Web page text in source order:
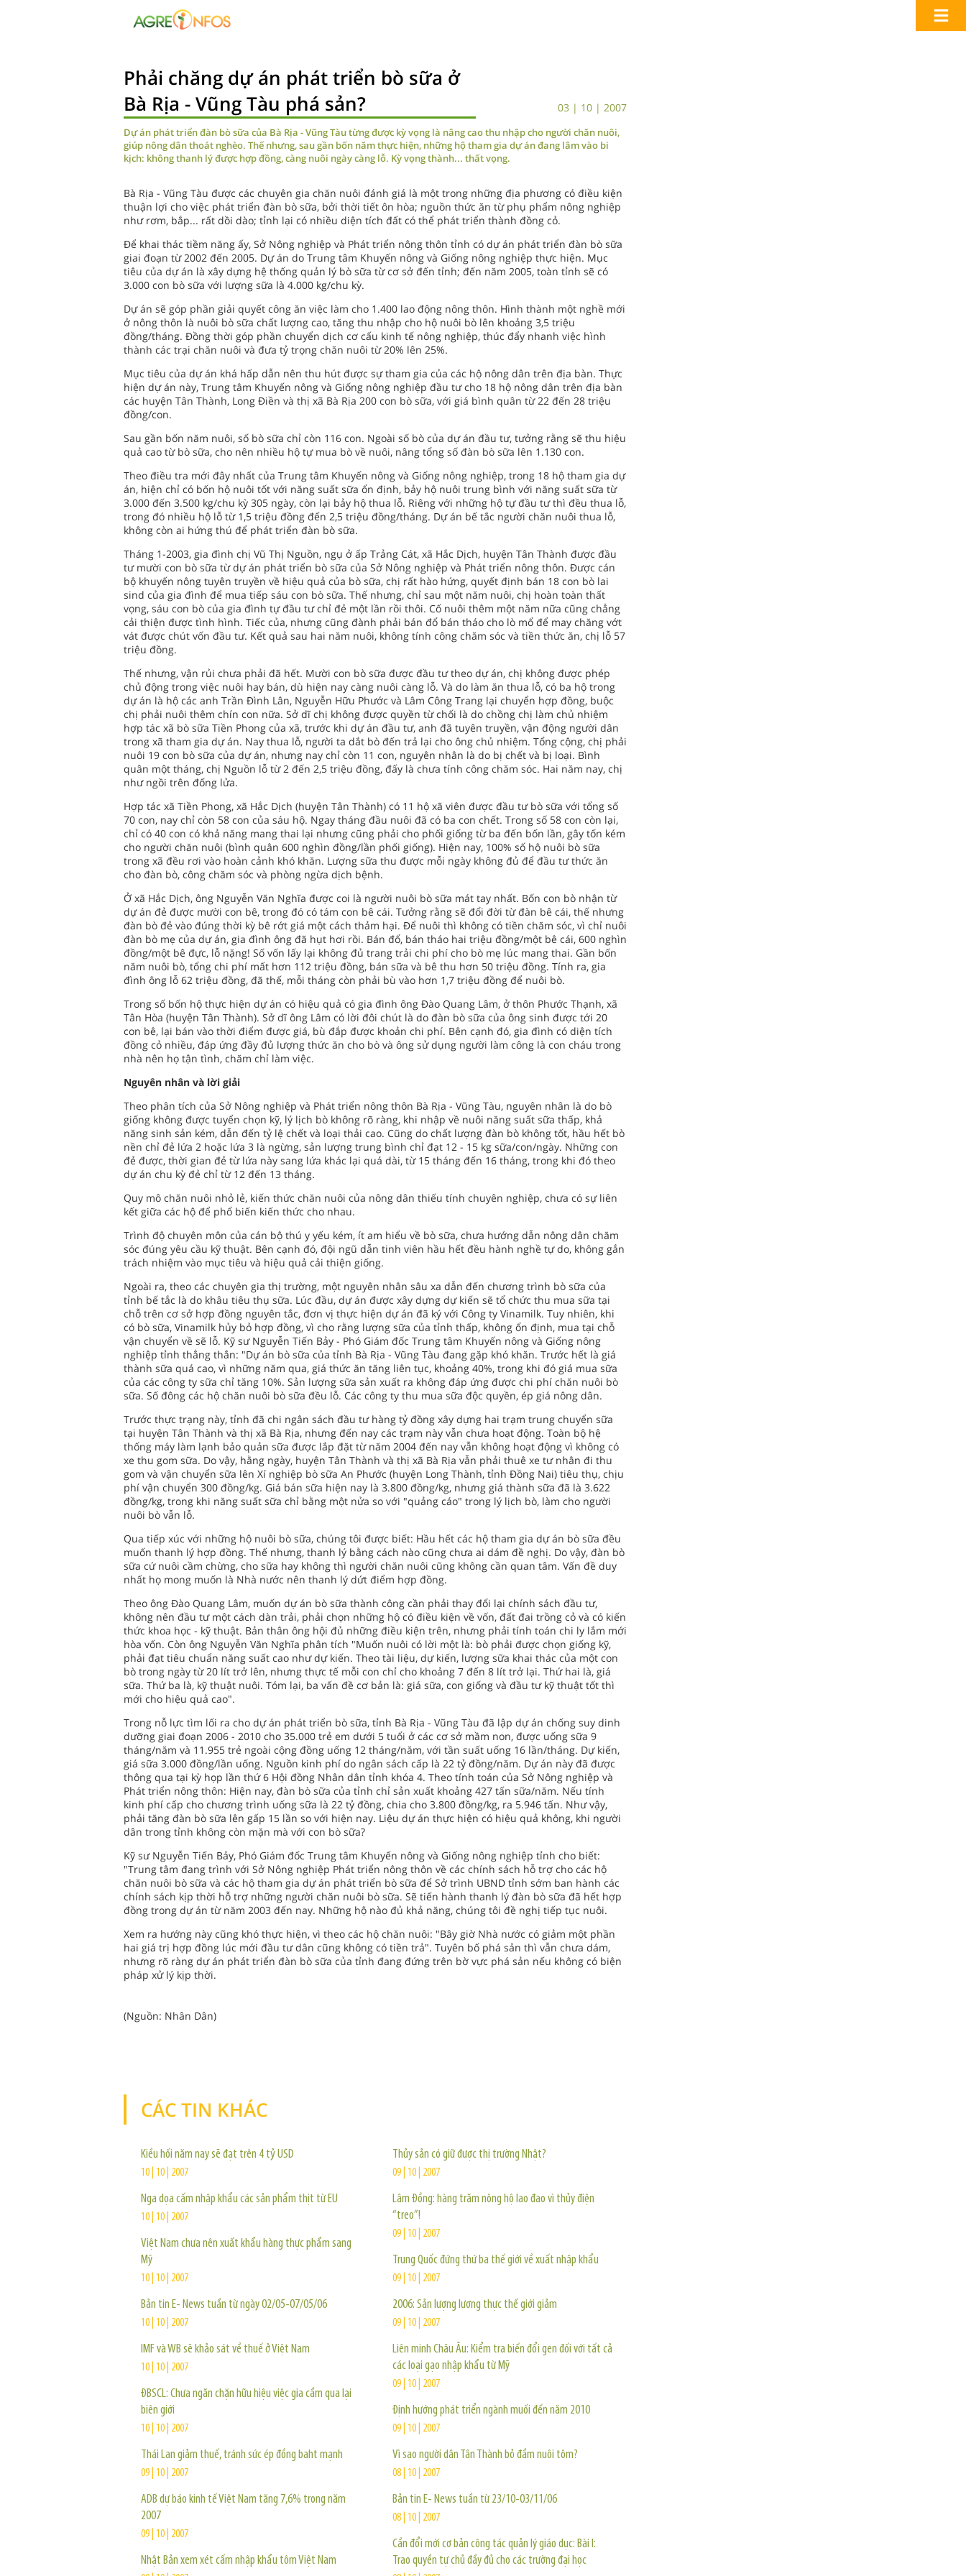
Phải chăng dự án phát triển bò sữa ở
Bà Rịa - Vũng Tàu phá sản?
03 | 10 | 2007
Dự án phát triển đàn bò sữa của Bà Rịa - Vũng Tàu từng được kỳ vọng là nâng cao thu nhập cho người chăn nuôi,
giúp nông dân thoát nghèo. Thế nhưng, sau gần bốn năm thực hiện, những hộ tham gia dự án đang lâm vào bi
kịch: không thanh lý được hợp đồng, càng nuôi ngày càng lỗ. Kỳ vọng thành... thất vọng.
Bà Rịa - Vũng Tàu được các chuyên gia chăn nuôi đánh giá là một trong những địa phương có điều kiện
thuận lợi cho việc phát triển đàn bò sữa, bởi thời tiết ôn hòa; nguồn thức ăn từ phụ phẩm nông nghiệp
như rơm, bắp... rất dồi dào; tỉnh lại có nhiều diện tích đất có thể phát triển thành đồng cỏ.
Ðể khai thác tiềm năng ấy, Sở Nông nghiệp và Phát triển nông thôn tỉnh có dự án phát triển đàn bò sữa
giai đoạn từ 2002 đến 2005. Dự án do Trung tâm Khuyến nông và Giống nông nghiệp thực hiện. Mục
tiêu của dự án là xây dựng hệ thống quản lý bò sữa từ cơ sở đến tỉnh; đến năm 2005, toàn tỉnh sẽ có
3.000 con bò sữa với lượng sữa là 4.000 kg/chu kỳ.
Dự án sẽ góp phần giải quyết công ăn việc làm cho 1.400 lao động nông thôn. Hình thành một nghề mới
ở nông thôn là nuôi bò sữa chất lượng cao, tăng thu nhập cho hộ nuôi bò lên khoảng 3,5 triệu
đồng/tháng. Ðồng thời góp phần chuyển dịch cơ cấu kinh tế nông nghiệp, thúc đẩy nhanh việc hình
thành các trại chăn nuôi và đưa tỷ trọng chăn nuôi từ 20% lên 25%.
Mục tiêu của dự án khá hấp dẫn nên thu hút được sự tham gia của các hộ nông dân trên địa bàn. Thực
hiện dự án này, Trung tâm Khuyến nông và Giống nông nghiệp đầu tư cho 18 hộ nông dân trên địa bàn
các huyện Tân Thành, Long Ðiền và thị xã Bà Rịa 200 con bò sữa, với giá bình quân từ 22 đến 28 triệu
đồng/con.
Sau gần bốn năm nuôi, số bò sữa chỉ còn 116 con. Ngoài số bò của dự án đầu tư, tưởng rằng sẽ thu hiệu
quả cao từ bò sữa, cho nên nhiều hộ tự mua bò về nuôi, nâng tổng số đàn bò sữa lên 1.130 con.
Theo điều tra mới đây nhất của Trung tâm Khuyến nông và Giống nông nghiệp, trong 18 hộ tham gia dự
án, hiện chỉ có bốn hộ nuôi tốt với năng suất sữa ổn định, bảy hộ nuôi trung bình với năng suất sữa từ
3.000 đến 3.500 kg/chu kỳ 305 ngày, còn lại bảy hộ thua lỗ. Riêng với những hộ tự đầu tư thì đều thua lỗ,
trong đó nhiều hộ lỗ từ 1,5 triệu đồng đến 2,5 triệu đồng/tháng. Dự án bế tắc người chăn nuôi thua lỗ,
không còn ai hứng thú để phát triển đàn bò sữa.
Tháng 1-2003, gia đình chị Vũ Thị Nguồn, ngụ ở ấp Trảng Cát, xã Hắc Dịch, huyện Tân Thành được đầu
tư mười con bò sữa từ dự án phát triển bò sữa của Sở Nông nghiệp và Phát triển nông thôn. Ðược cán
bộ khuyến nông tuyên truyền về hiệu quả của bò sữa, chị rất hào hứng, quyết định bán 18 con bò lai
sind của gia đình để mua tiếp sáu con bò sữa. Thế nhưng, chỉ sau một năm nuôi, chị hoàn toàn thất
vọng, sáu con bò của gia đình tự đầu tư chỉ đẻ một lần rồi thôi. Cố nuôi thêm một năm nữa cũng chẳng
cải thiện được tình hình. Tiếc của, nhưng cũng đành phải bán đổ bán tháo cho lò mổ để may chăng vớt
vát được chút vốn đầu tư. Kết quả sau hai năm nuôi, không tính công chăm sóc và tiền thức ăn, chị lỗ 57
triệu đồng.
Thế nhưng, vận rủi chưa phải đã hết. Mười con bò sữa được đầu tư theo dự án, chị không được phép
chủ động trong việc nuôi hay bán, dù hiện nay càng nuôi càng lỗ. Và do làm ăn thua lỗ, có ba hộ trong
dự án là hộ các anh Trần Ðình Lân, Nguyễn Hữu Phước và Lâm Công Trang lại chuyển hợp đồng, buộc
chị phải nuôi thêm chín con nữa. Sở dĩ chị không được quyền từ chối là do chồng chị làm chủ nhiệm
hợp tác xã bò sữa Tiền Phong của xã, trước khi dự án đầu tư, anh đã tuyên truyền, vận động người dân
trong xã tham gia dự án. Nay thua lỗ, người ta dắt bò đến trả lại cho ông chủ nhiệm. Tổng cộng, chị phải
nuôi 19 con bò sữa của dự án, nhưng nay chỉ còn 11 con, nguyên nhân là do bị chết và bị loại. Bình
quân một tháng, chị Nguồn lỗ từ 2 đến 2,5 triệu đồng, đấy là chưa tính công chăm sóc. Hai năm nay, chị
như ngồi trên đống lửa.
Hợp tác xã Tiền Phong, xã Hắc Dịch (huyện Tân Thành) có 11 hộ xã viên được đầu tư bò sữa với tổng số
70 con, nay chỉ còn 58 con của sáu hộ. Ngay tháng đầu nuôi đã có ba con chết. Trong số 58 con còn lại,
chỉ có 40 con có khả năng mang thai lại nhưng cũng phải cho phối giống từ ba đến bốn lần, gây tốn kém
cho người chăn nuôi (bình quân 600 nghìn đồng/lần phối giống). Hiện nay, 100% số hộ nuôi bò sữa
trong xã đều rơi vào hoàn cảnh khó khăn. Lượng sữa thu được mỗi ngày không đủ để đầu tư thức ăn
cho đàn bò, công chăm sóc và phòng ngừa dịch bệnh.
Ở xã Hắc Dịch, ông Nguyễn Văn Nghĩa được coi là người nuôi bò sữa mát tay nhất. Bốn con bò nhận từ
dự án đẻ được mười con bê, trong đó có tám con bê cái. Tưởng rằng sẽ đổi đời từ đàn bê cái, thế nhưng
đàn bò đẻ vào đúng thời kỳ bê rớt giá một cách thảm hại. Ðể nuôi thì không có tiền chăm sóc, vì chỉ nuôi
đàn bò mẹ của dự án, gia đình ông đã hụt hơi rồi. Bán đổ, bán tháo hai triệu đồng/một bê cái, 600 nghìn
đồng/một bê đực, lỗ nặng! Số vốn lấy lại không đủ trang trải chi phí cho bò mẹ lúc mang thai. Gần bốn
năm nuôi bò, tổng chi phí mất hơn 112 triệu đồng, bán sữa và bê thu hơn 50 triệu đồng. Tính ra, gia
đình ông lỗ 62 triệu đồng, đã thế, mỗi tháng còn phải bù vào hơn 1,7 triệu đồng để nuôi bò.
Trong số bốn hộ thực hiện dự án có hiệu quả có gia đình ông Ðào Quang Lâm, ở thôn Phước Thạnh, xã
Tân Hòa (huyện Tân Thành). Sở dĩ ông Lâm có lời đôi chút là do đàn bò sữa của ông sinh được tới 20
con bê, lại bán vào thời điểm được giá, bù đắp được khoản chi phí. Bên cạnh đó, gia đình có diện tích
đồng cỏ nhiều, đáp ứng đầy đủ lượng thức ăn cho bò và ông sử dụng người làm công là con cháu trong
nhà nên họ tận tình, chăm chỉ làm việc.
Nguyên nhân và lời giải
Theo phân tích của Sở Nông nghiệp và Phát triển nông thôn Bà Rịa - Vũng Tàu, nguyên nhân là do bò
giống không được tuyển chọn kỹ, lý lịch bò không rõ ràng, khi nhập về nuôi năng suất sữa thấp, khả
năng sinh sản kém, dẫn đến tỷ lệ chết và loại thải cao. Cũng do chất lượng đàn bò không tốt, hầu hết bò
nền chỉ đẻ lứa 2 hoặc lứa 3 là ngừng, sản lượng trung bình chỉ đạt 12 - 15 kg sữa/con/ngày. Những con
đẻ được, thời gian đẻ từ lứa này sang lứa khác lại quá dài, từ 15 tháng đến 16 tháng, trong khi đó theo
dự án chu kỳ đẻ chỉ từ 12 đến 13 tháng.
Quy mô chăn nuôi nhỏ lẻ, kiến thức chăn nuôi của nông dân thiếu tính chuyên nghiệp, chưa có sự liên
kết giữa các hộ để phổ biến kiến thức cho nhau.
Trình độ chuyên môn của cán bộ thú y yếu kém, ít am hiểu về bò sữa, chưa hướng dẫn nông dân chăm
sóc đúng yêu cầu kỹ thuật. Bên cạnh đó, đội ngũ dẫn tinh viên hầu hết đều hành nghề tự do, không gắn
trách nhiệm vào mục tiêu và hiệu quả cải thiện giống.
Ngoài ra, theo các chuyên gia thị trường, một nguyên nhân sâu xa dẫn đến chương trình bò sữa của
tỉnh bế tắc là do khâu tiêu thụ sữa. Lúc đầu, dự án được xây dựng dự kiến sẽ tổ chức thu mua sữa tại
chỗ trên cơ sở hợp đồng nguyên tắc, đơn vị thực hiện dự án đã ký với Công ty Vinamilk. Tuy nhiên, khi
có bò sữa, Vinamilk hủy bỏ hợp đồng, vì cho rằng lượng sữa của tỉnh thấp, không ổn định, mua tại chỗ
vận chuyển về sẽ lỗ. Kỹ sư Nguyễn Tiến Bảy - Phó Giám đốc Trung tâm Khuyến nông và Giống nông
nghiệp tỉnh thẳng thắn: "Dự án bò sữa của tỉnh Bà Rịa - Vũng Tàu đang gặp khó khăn. Trước hết là giá
thành sữa quá cao, vì những năm qua, giá thức ăn tăng liên tục, khoảng 40%, trong khi đó giá mua sữa
của các công ty sữa chỉ tăng 10%. Sản lượng sữa sản xuất ra không đáp ứng được chi phí chăn nuôi bò
sữa. Số đông các hộ chăn nuôi bò sữa đều lỗ. Các công ty thu mua sữa độc quyền, ép giá nông dân.
Trước thực trạng này, tỉnh đã chi ngân sách đầu tư hàng tỷ đồng xây dựng hai trạm trung chuyển sữa
tại huyện Tân Thành và thị xã Bà Rịa, nhưng đến nay các trạm này vẫn chưa hoạt động. Toàn bộ hệ
thống máy làm lạnh bảo quản sữa được lắp đặt từ năm 2004 đến nay vẫn không hoạt động vì không có
xe thu gom sữa. Do vậy, hằng ngày, huyện Tân Thành và thị xã Bà Rịa vẫn phải thuê xe tư nhân đi thu
gom và vận chuyển sữa lên Xí nghiệp bò sữa An Phước (huyện Long Thành, tỉnh Ðồng Nai) tiêu thụ, chịu
phí vận chuyển 300 đồng/kg. Giá bán sữa hiện nay là 3.800 đồng/kg, nhưng giá thành sữa đã là 3.622
đồng/kg, trong khi năng suất sữa chỉ bằng một nửa so với "quảng cáo" trong lý lịch bò, làm cho người
nuôi bò vẫn lỗ.
Qua tiếp xúc với những hộ nuôi bò sữa, chúng tôi được biết: Hầu hết các hộ tham gia dự án bò sữa đều
muốn thanh lý hợp đồng. Thế nhưng, thanh lý bằng cách nào cũng chưa ai dám đề nghị. Do vậy, đàn bò
sữa cứ nuôi cầm chừng, cho sữa hay không thì người chăn nuôi cũng không cần quan tâm. Vấn đề duy
nhất họ mong muốn là Nhà nước nên thanh lý dứt điểm hợp đồng.
Theo ông Ðào Quang Lâm, muốn dự án bò sữa thành công cần phải thay đổi lại chính sách đầu tư,
không nên đầu tư một cách dàn trải, phải chọn những hộ có điều kiện về vốn, đất đai trồng cỏ và có kiến
thức khoa học - kỹ thuật. Bản thân ông hội đủ những điều kiện trên, nhưng phải tính toán chi ly lắm mới
hòa vốn. Còn ông Nguyễn Văn Nghĩa phân tích "Muốn nuôi có lời một là: bò phải được chọn giống kỹ,
phải đạt tiêu chuẩn năng suất cao như dự kiến. Theo tài liệu, dự kiến, lượng sữa khai thác của một con
bò trong ngày từ 20 lít trở lên, nhưng thực tế mỗi con chỉ cho khoảng 7 đến 8 lít trở lại. Thứ hai là, giá
sữa. Thứ ba là, kỹ thuật nuôi. Tóm lại, ba vấn đề cơ bản là: giá sữa, con giống và đầu tư kỹ thuật tốt thì
mới cho hiệu quả cao".
Trong nỗ lực tìm lối ra cho dự án phát triển bò sữa, tỉnh Bà Rịa - Vũng Tàu đã lập dự án chống suy dinh
dưỡng giai đoạn 2006 - 2010 cho 35.000 trẻ em dưới 5 tuổi ở các cơ sở mầm non, được uống sữa 9
tháng/năm và 11.955 trẻ ngoài cộng đồng uống 12 tháng/năm, với tần suất uống 16 lần/tháng. Dự kiến,
giá sữa 3.000 đồng/lần uống. Nguồn kinh phí do ngân sách cấp là 22 tỷ đồng/năm. Dự án này đã được
thông qua tại kỳ họp lần thứ 6 Hội đồng Nhân dân tỉnh khóa 4. Theo tính toán của Sở Nông nghiệp và
Phát triển nông thôn: Hiện nay, đàn bò sữa của tỉnh chỉ sản xuất khoảng 427 tấn sữa/năm. Nếu tính
kinh phí cấp cho chương trình uống sữa là 22 tỷ đồng, chia cho 3.800 đồng/kg, ra 5.946 tấn. Như vậy,
phải tăng đàn bò sữa lên gấp 15 lần so với hiện nay. Liệu dự án thực hiện có hiệu quả không, khi người
dân trong tỉnh không còn mặn mà với con bò sữa?
Kỹ sư Nguyễn Tiến Bảy, Phó Giám đốc Trung tâm Khuyến nông và Giống nông nghiệp tỉnh cho biết:
"Trung tâm đang trình với Sở Nông nghiệp Phát triển nông thôn về các chính sách hỗ trợ cho các hộ
chăn nuôi bò sữa và các hộ tham gia dự án phát triển bò sữa để Sở trình UBND tỉnh sớm ban hành các
chính sách kịp thời hỗ trợ những người chăn nuôi bò sữa. Sẽ tiến hành thanh lý đàn bò sữa đã hết hợp
đồng trong dự án từ năm 2003 đến nay. Những hộ nào đủ khả năng, chúng tôi đề nghị tiếp tục nuôi.
Xem ra hướng này cũng khó thực hiện, vì theo các hộ chăn nuôi: "Bây giờ Nhà nước có giảm một phần
hai giá trị hợp đồng lúc mới đầu tư dân cũng không có tiền trả". Tuyên bố phá sản thì vẫn chưa dám,
nhưng rõ ràng dự án phát triển đàn bò sữa của tỉnh đang đứng trên bờ vực phá sản nếu không có biện
pháp xử lý kịp thời.
(Nguồn: Nhân Dân)
CÁC TIN KHÁC
Kiều hối năm nay sẽ đạt trên 4 tỷ USD
10 | 10 | 2007
Nga dọa cấm nhập khẩu các sản phẩm thịt từ EU
10 | 10 | 2007
Việt Nam chưa nên xuất khẩu hàng thực phẩm sang
Mỹ
10 | 10 | 2007
Bản tin E- News tuần từ ngày 02/05-07/05/06
10 | 10 | 2007
IMF và WB sẽ khảo sát về thuế ở Việt Nam
10 | 10 | 2007
ĐBSCL: Chưa ngăn chặn hữu hiệu việc gia cầm qua lại
biên giới
10 | 10 | 2007
Thái Lan giảm thuế, tránh sức ép đồng baht mạnh
09 | 10 | 2007
ADB dự báo kinh tế Việt Nam tăng 7,6% trong năm
2007
09 | 10 | 2007
Nhật Bản xem xét cấm nhập khẩu tôm Việt Nam
Thủy sản có giữ được thị trường Nhật?
09 | 10 | 2007
Lâm Đồng: hàng trăm nông hộ lao đao vì thủy điện
“treo”!
09 | 10 | 2007
Trung Quốc đứng thứ ba thế giới về xuất nhập khẩu
09 | 10 | 2007
2006: Sản lượng lương thực thế giới giảm
09 | 10 | 2007
Liên minh Châu Âu: Kiểm tra biến đổi gen đối với tất cả
các loại gạo nhập khẩu từ Mỹ
09 | 10 | 2007
Định hướng phát triển ngành muối đến năm 2010
09 | 10 | 2007
Vì sao người dân Tân Thành bỏ đầm nuôi tôm?
08 | 10 | 2007
Bản tin E- News tuần từ 23/10-03/11/06
08 | 10 | 2007
Cần đổi mới cơ bản công tác quản lý giáo dục: Bài I:
Trao quyền tự chủ đầy đủ cho các trường đại học